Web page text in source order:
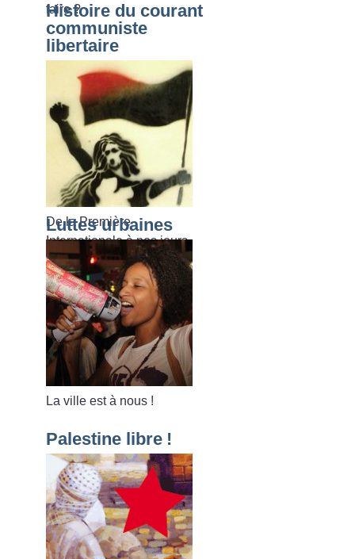
faire ?
Histoire du courant
communiste
libertaire
De la Première
Internationale à nos jours.
Luttes urbaines
La ville est à nous !
Palestine libre !